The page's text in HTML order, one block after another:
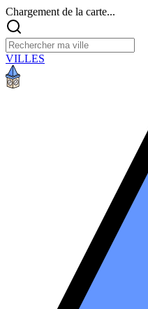
Chargement de la carte...
VILLES